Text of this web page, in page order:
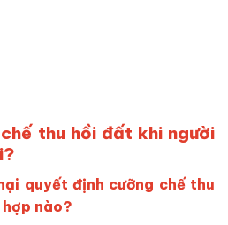
thu hồi đất khi người
quyết định cưỡng chế thu
nào?